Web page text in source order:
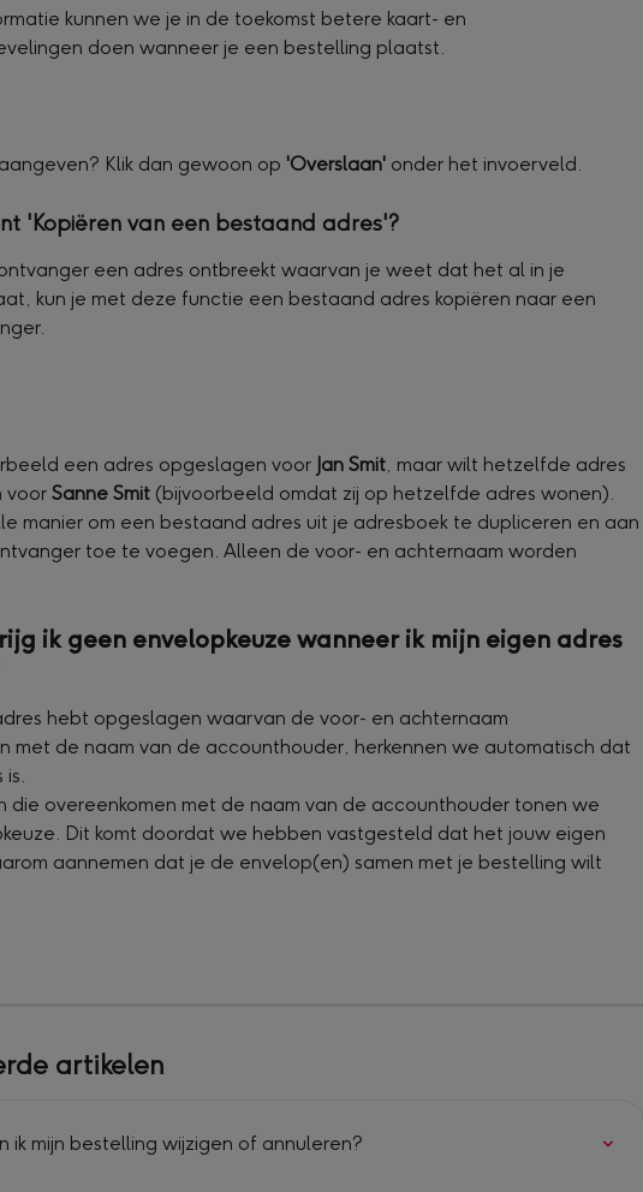
kunnen we je in de toekomst betere kaart- en
doen wanneer je een bestelling plaatst.
Klik dan gewoon op 'Overslaan' onder het invoerveld.
'Kopiëren van een bestaand adres'?
een adres ontbreekt waarvan je weet dat het al in je
kun je met deze functie een bestaand adres kopiëren naar een
een adres opgeslagen voor Jan Smit , maar wilt hetzelfde adres
voor Sanne Smit (bijvoorbeeld omdat zij op hetzelfde adres wonen).
manier om een bestaand adres uit je adresboek te dupliceren en aan
toe te voegen. Alleen de voor- en achternaam worden
ik geen envelopkeuze wanneer ik mijn eigen adres
hebt opgeslagen waarvan de voor- en achternaam
met de naam van de accounthouder, herkennen we automatisch dat
is.
die overeenkomen met de naam van de accounthouder tonen we
Dit komt doordat we hebben vastgesteld dat het jouw eigen
aannemen dat je de envelop(en) samen met je bestelling wilt
artikelen
ik mijn bestelling wijzigen of annuleren?